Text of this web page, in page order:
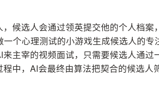
候选人会通过领英提交他的个人档案
个心理测试的小游戏生成候选人的专
主宰的视频面试，只需要候选人通过
中，AI会最终由算法把契合的候选人